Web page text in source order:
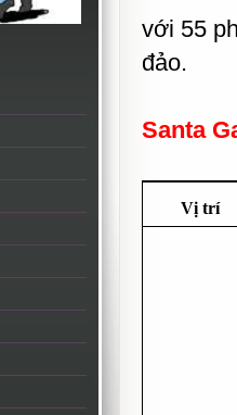
với 55
đảo.
Santa
Vị trí